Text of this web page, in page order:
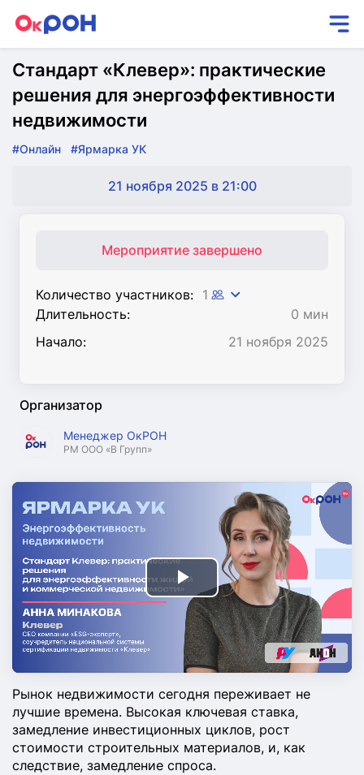
Стандарт «Клевер»: практические
решения для энергоэффективности
недвижимости
#Онлайн #Ярмарка УК
21 ноября 2025 в 21:00
Мероприятие завершено
Количество участников: 1
Длительность:
0 мин
Начало:
21 ноября 2025
Организатор
Менеджер ОкРОН
PM ООО «В Групп»
Play
Video
Рынок недвижимости сегодня переживает не
лучшие времена. Высокая ключевая ставка,
замедление инвестиционных циклов, рост
стоимости строительных материалов, и, как
следствие, замедление спроса.